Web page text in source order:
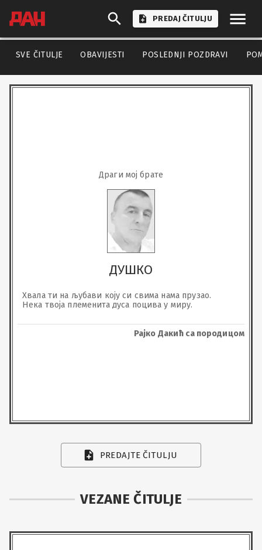
PREDAJ ČITULJU
SVE ČITULJE OBAVIJESTI POSLEDNJI POZDRAVI
Драги мој брате
ДУШКО
Хвала ти на љубави коју си свима нама прузао.
Нека твоја племенита дуса поцива у миру.
Рајко Дакић са породицом
PREDAJTE ČITULJU
VEZANE ČITULJE